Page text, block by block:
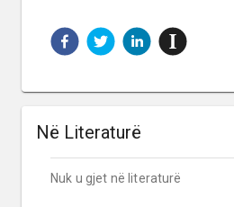
Në Literaturë
Nuk u gjet në literaturë